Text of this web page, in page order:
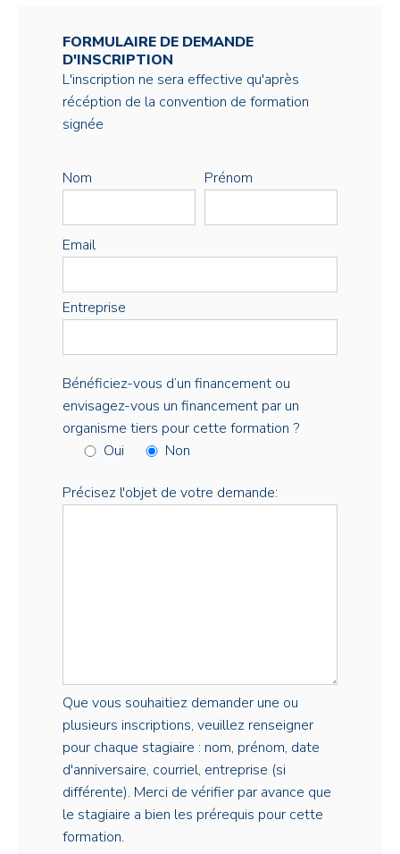
FORMULAIRE DE DEMANDE
D'INSCRIPTION
L'inscription ne sera effective qu'après
récéption de la convention de formation
signée
Nom Prénom
Email
Entreprise
Bénéficiez-vous d’un financement ou
envisagez-vous un financement par un
organisme tiers pour cette formation ?
Oui
Non
Précisez l'objet de votre demande:
Que vous souhaitiez demander une ou
plusieurs inscriptions, veuillez renseigner
pour chaque stagiaire : nom, prénom, date
d'anniversaire, courriel, entreprise (si
différente). Merci de vérifier par avance que
le stagiaire a bien les prérequis pour cette
formation.